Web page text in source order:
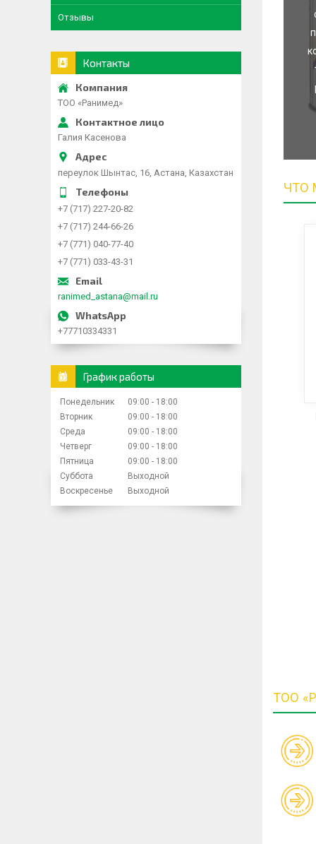
ЧТО
ТОО
Отзывы
Контакты
ТОО «Ранимед»
Галия Касенова
переулок Шынтас, 16, Астана, Казахстан
+7 (717) 227-20-82
+7 (717) 244-66-26
+7 (771) 040-77-40
+7 (771) 033-43-31
ranimed_astana@mail.ru
+77710334331
График работы
Понедельник 09:00
18:00
Вторник
09:00
18:00
Среда
09:00
18:00
Четверг
09:00
18:00
Пятница
09:00
18:00
Суббота
Выходной
Воскресенье
Выходной